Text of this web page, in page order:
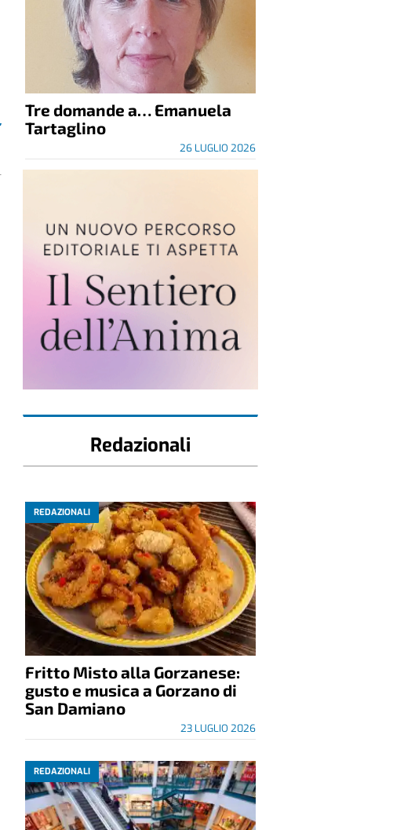
Tre domande a… Emanuela
Tartaglino
26 LUGLIO 2026
Redazionali
REDAZIONALI
Fritto Misto alla Gorzanese:
gusto e musica a Gorzano di
San Damiano
23 LUGLIO 2026
REDAZIONALI